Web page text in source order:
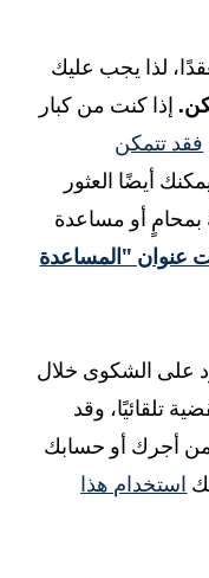
لذا يجب عليك
إذا كنت من كبار
تتمكن
أيضًا العثور
أو مساعدة
"المساعدة
الشكوى خلال
وقد
أجرك أو حسابك
هذا